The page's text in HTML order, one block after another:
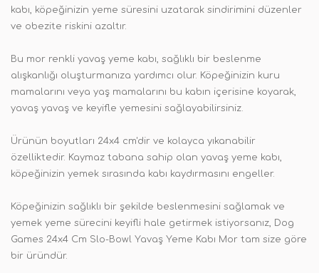
kabı, köpeğinizin yeme süresini uzatarak sindirimini düzenler
ve obezite riskini azaltır.
Bu mor renkli yavaş yeme kabı, sağlıklı bir beslenme
alışkanlığı oluşturmanıza yardımcı olur. Köpeğinizin kuru
mamalarını veya yaş mamalarını bu kabın içerisine koyarak,
yavaş yavaş ve keyifle yemesini sağlayabilirsiniz.
Ürünün boyutları 24x4 cm'dir ve kolayca yıkanabilir
özelliktedir. Kaymaz tabana sahip olan yavaş yeme kabı,
köpeğinizin yemek sırasında kabı kaydırmasını engeller.
Köpeğinizin sağlıklı bir şekilde beslenmesini sağlamak ve
yemek yeme sürecini keyifli hale getirmek istiyorsanız, Dog
Games 24x4 Cm Slo-Bowl Yavaş Yeme Kabı Mor tam size göre
bir üründür.